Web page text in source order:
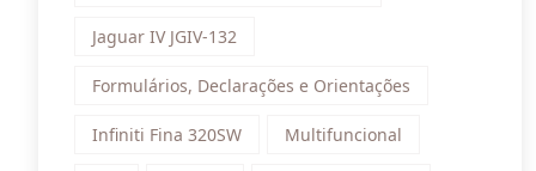
Jaguar IV JGIV-132
Formulários, Declarações e Orientações
Infiniti Fina 320SW Multifuncional